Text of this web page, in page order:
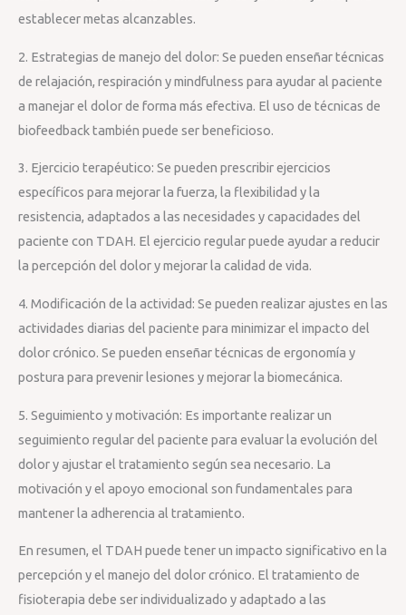
establecer metas alcanzables.
2. Estrategias de manejo del dolor: Se pueden enseñar técnicas
de relajación, respiración y mindfulness para ayudar al paciente
a manejar el dolor de forma más efectiva. El uso de técnicas de
biofeedback también puede ser beneficioso.
3. Ejercicio terapéutico: Se pueden prescribir ejercicios
específicos para mejorar la fuerza, la flexibilidad y la
resistencia, adaptados a las necesidades y capacidades del
paciente con TDAH. El ejercicio regular puede ayudar a reducir
la percepción del dolor y mejorar la calidad de vida.
4. Modificación de la actividad: Se pueden realizar ajustes en las
actividades diarias del paciente para minimizar el impacto del
dolor crónico. Se pueden enseñar técnicas de ergonomía y
postura para prevenir lesiones y mejorar la biomecánica.
5. Seguimiento y motivación: Es importante realizar un
seguimiento regular del paciente para evaluar la evolución del
dolor y ajustar el tratamiento según sea necesario. La
motivación y el apoyo emocional son fundamentales para
mantener la adherencia al tratamiento.
En resumen, el TDAH puede tener un impacto significativo en la
percepción y el manejo del dolor crónico. El tratamiento de
fisioterapia debe ser individualizado y adaptado a las